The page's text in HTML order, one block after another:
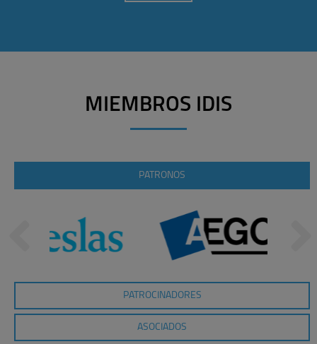
MIEMBROS IDIS
PATRONOS
PATROCINADORES
ASOCIADOS